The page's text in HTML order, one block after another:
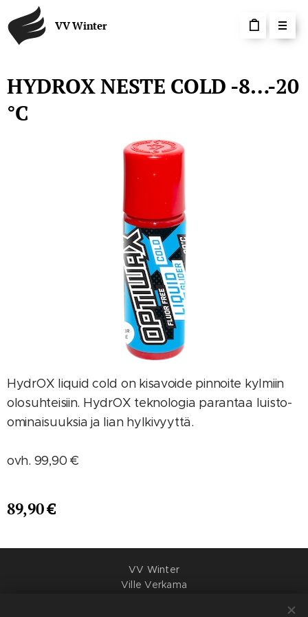
VV Winter
HYDROX NESTE COLD -8…-20
°C
HydrOX liquid cold on kisavoide pinnoite kylmiin
olosuhteisiin. HydrOX teknologia parantaa luisto-
ominaisuuksia ja lian hylkivyyttä.
ovh. 99,90 €
89,90€
VV Winter
Ville Verkama